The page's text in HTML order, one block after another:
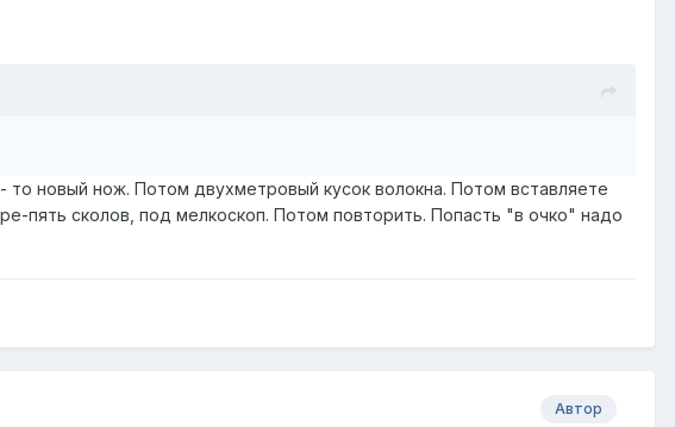
новый нож. Потом двухметровый кусок волокна. Потом вставляете
пять сколов, под мелкоскоп. Потом повторить. Попасть "в очко" надо
Автор